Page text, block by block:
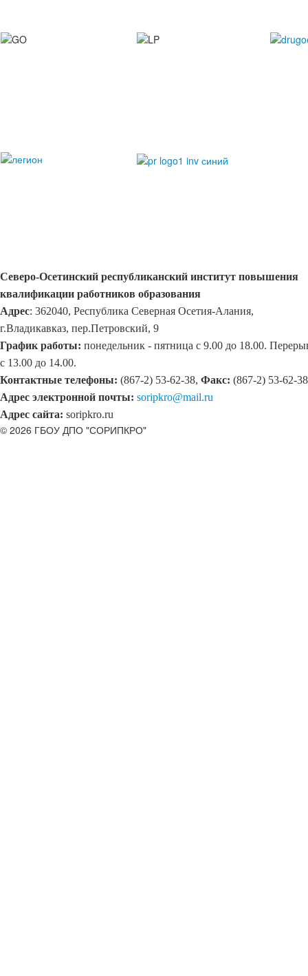
Северо-Осетинский республиканский институт повышения
квалификации работников образования
Адрес: 362040, Республика Северная Осетия-Алания,
г.Владикавказ, пер.Петровский, 9
График работы: понедельник - пятница с 9.00 до 18.00.
с 13.00 до 14.00.
Контактные телефоны: (867-2) 53-62-38, Факс: (867-2) 53-62-38
Адрес электронной почты: soripkro@mail.ru
Адрес сайта: soripkro.ru
© 2026 ГБОУ ДПО "СОРИПКРО"